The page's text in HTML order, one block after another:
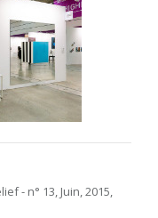
- n° 13, Juin, 2015,